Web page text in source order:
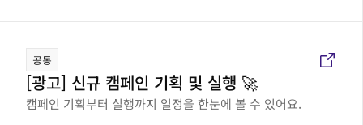
공통
[광고] 신규 캠페인 기획 및 실행 🚀
캠페인 기획부터 실행까지 일정을 한눈에 볼 수 있어요.